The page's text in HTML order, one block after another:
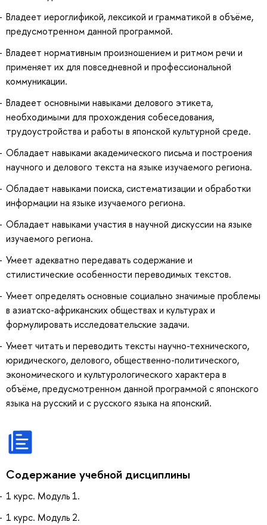
Владеет иероглификой, лексикой и грамматикой в объёме,
предусмотренном данной программой.
Владеет нормативным произношением и ритмом речи и
применяет их для повседневной и профессиональной
коммуникации.
Владеет основными навыками делового этикета,
необходимыми для прохождения собеседования,
трудоустройства и работы в японской культурной среде.
Обладает навыками академического письма и построения
научного и делового текста на языке изучаемого региона.
Обладает навыками поиска, систематизации и обработки
информации на языке изучаемого региона.
Обладает навыками участия в научной дискуссии на языке
изучаемого региона.
Умеет адекватно передавать содержание и
стилистические особенности переводимых текстов.
Умеет определять основные социально значимые проблемы
в азиатско-африканских обществах и культурах и
формулировать исследовательские задачи.
Умеет читать и переводить тексты научно-технического,
юридического, делового, общественно-политического,
экономического и культурологического характера в
объёме, предусмотренном данной программой с японского
языка на русский и с русского языка на японский.
Содержание учебной дисциплины
1 курс. Модуль 1.
1 курс. Модуль 2.